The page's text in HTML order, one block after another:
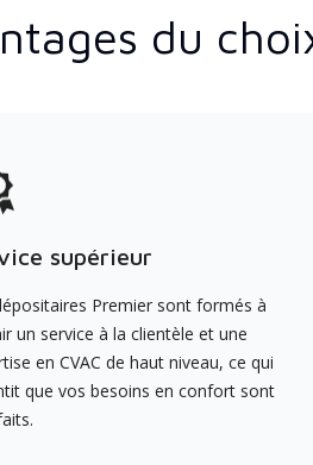
du
supérieur
Premier sont formés à
un service à la clientèle et une
en CVAC de haut niveau, ce qui
que vos besoins en confort sont